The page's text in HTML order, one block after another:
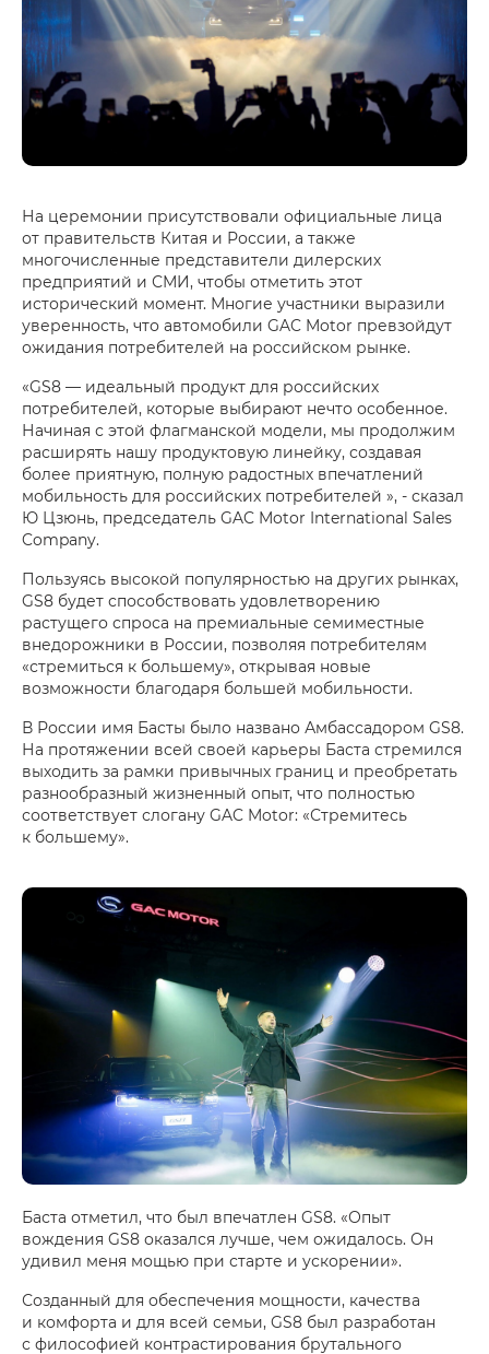
На церемонии присутствовали официальные лица
от правительств Китая и России, а также
многочисленные представители дилерских
предприятий и СМИ, чтобы отметить этот
исторический момент. Многие участники выразили
уверенность, что автомобили GAC Motor превзойдут
ожидания потребителей на российском рынке.
«GS8 — идеальный продукт для российских
потребителей, которые выбирают нечто особенное.
Начиная с этой флагманской модели, мы продолжим
расширять нашу продуктовую линейку, создавая
более приятную, полную радостных впечатлений
мобильность для российских потребителей », - сказал
Ю Цзюнь, председатель GAC Motor International Sales
Company.
Пользуясь высокой популярностью на других рынках,
GS8 будет способствовать удовлетворению
растущего спроса на премиальные семиместные
внедорожники в России, позволяя потребителям
«стремиться к большему», открывая новые
возможности благодаря большей мобильности.
В России имя Басты было названо Амбассадором GS8.
На протяжении всей своей карьеры Баста стремился
выходить за рамки привычных границ и преобретать
разнообразный жизненный опыт, что полностью
соответствует слогану GAC Motor: «Стремитесь
к большему».
Баста отметил, что был впечатлен GS8. «Опыт
вождения GS8 оказался лучше, чем ожидалось. Он
удивил меня мощью при старте и ускорении».
Созданный для обеспечения мощности, качества
и комфорта и для всей семьи, GS8 был разработан
с философией контрастирования брутального